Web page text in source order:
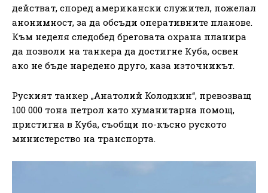
действат, според американски служител, пожелал
анонимност, за да обсъди оперативните планове.
Към неделя следобед бреговата охрана планира
да позволи на танкера да достигне Куба, освен
ако не бъде наредено друго, каза източникът.
Руският танкер „Анатолий Колодкин“, превозващ
100 000 тона петрол като хуманитарна помощ,
пристигна в Куба, съобщи по-късно руското
министерство на транспорта.